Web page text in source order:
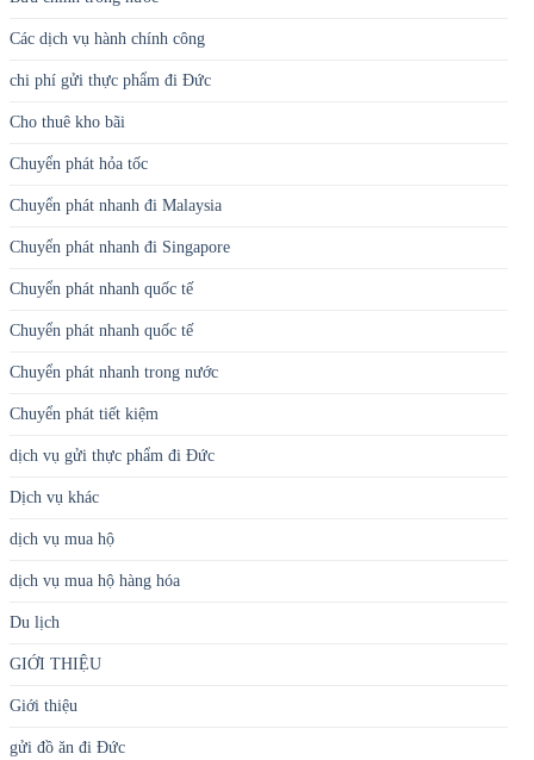
Các dịch vụ hành chính công
chi phí gửi thực phẩm đi Đức
Cho thuê kho bãi
Chuyển phát hỏa tốc
Chuyển phát nhanh đi Malaysia
Chuyển phát nhanh đi Singapore
Chuyển phát nhanh quốc tế
Chuyển phát nhanh quốc tế
Chuyển phát nhanh trong nước
Chuyển phát tiết kiệm
dịch vụ gửi thực phẩm đi Đức
Dịch vụ khác
dịch vụ mua hộ
dịch vụ mua hộ hàng hóa
Du lịch
GIỚI THIỆU
Giới thiệu
gửi đồ ăn đi Đức